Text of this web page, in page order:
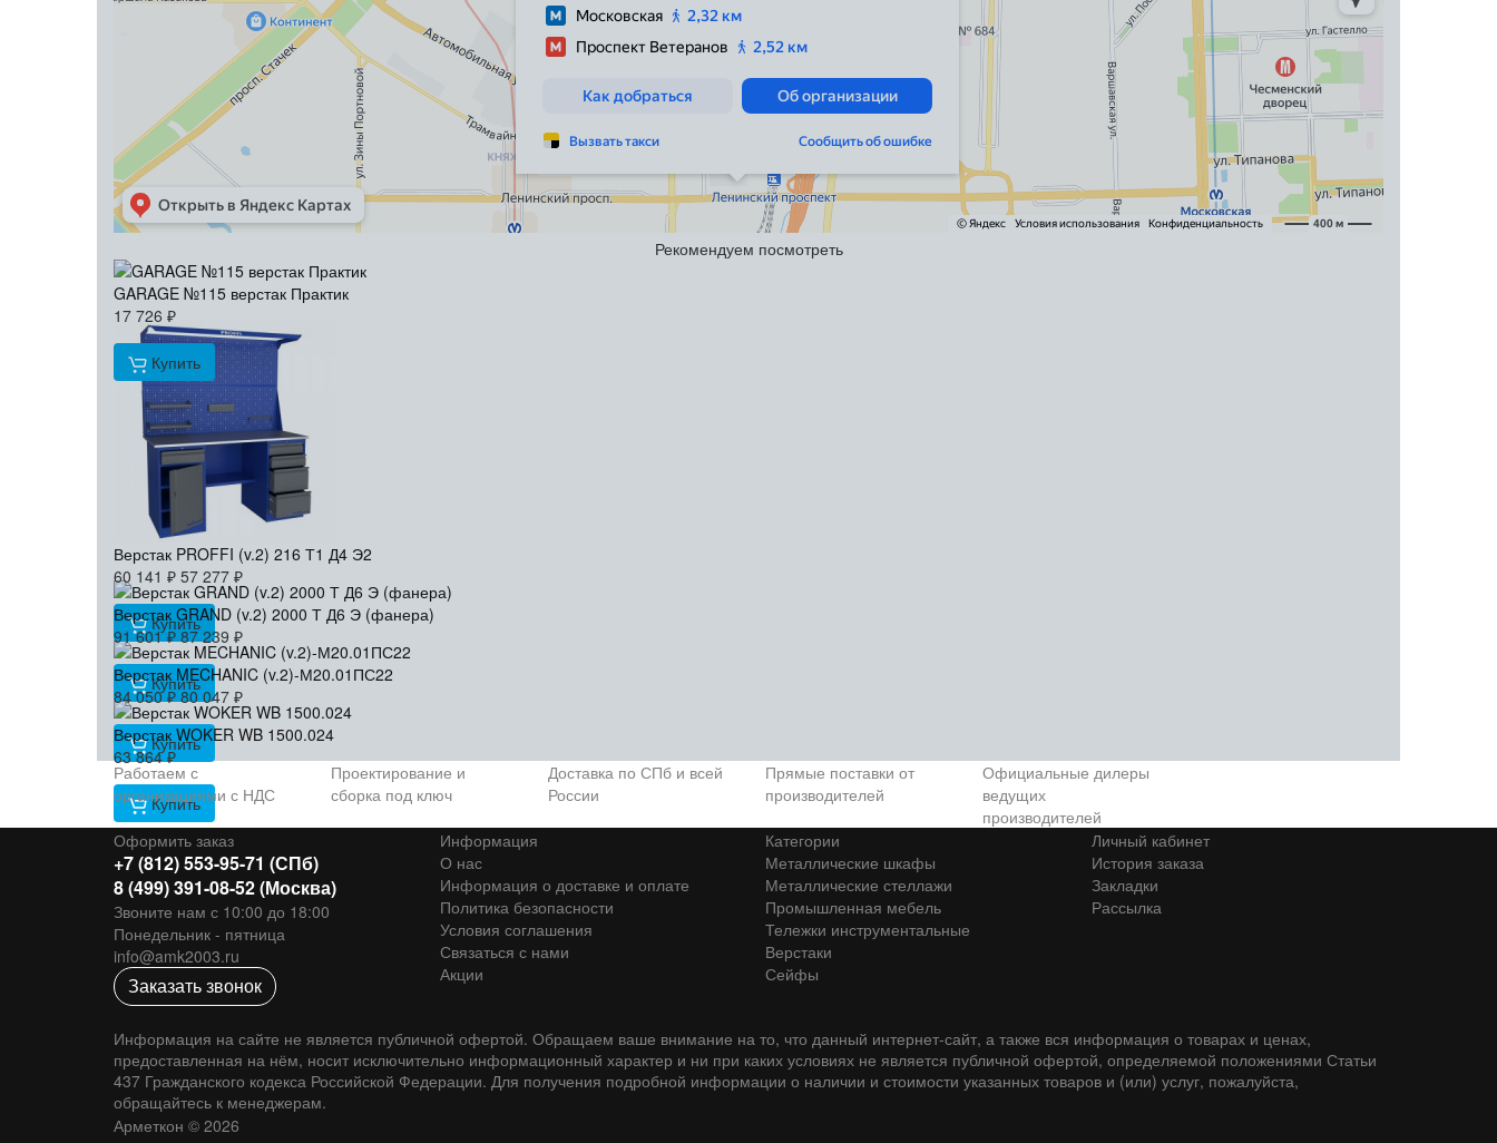
Рекомендуем посмотреть
GARAGE №115 верстак Практик
17 726 ₽
Купить
Верстак PROFFI (v.2) 216 Т1 Д4 Э2
60 141 ₽ 57 277 ₽
Купить
Верстак GRAND (v.2) 2000 Т Д6 Э (фанера)
91 601₽ 87 239 ₽
Купить
Верстак MECHANIC (v.2)-М20.01ПС22
84 050₽ 80 047 ₽
Купить
Верстак WOKER WB 1500.024
63 864₽
Купить
Работаем с
организациями с НДС
Проектирование и
сборка под ключ
Доставка по СПб и всей
России
Прямые поставки от
производителей
Официальные дилеры
ведущих
производителей
Оформить заказ
+7 (812) 553-95-71 (СПб)
8 (499) 391-08-52 (Москва)
Звоните нам с 10:00 до 18:00
Понедельник - пятница
info@amk2003.ru
Заказать звонок
Информация
О нас
Информация о доставке и оплате
Политика безопасности
Условия соглашения
Связаться с нами
Акции
Категории
Металлические шкафы
Металлические стеллажи
Промышленная мебель
Тележки инструментальные
Верстаки
Сейфы
Личный кабинет
История заказа
Закладки
Рассылка
Информация на сайте не является публичной офертой. Обращаем ваше внимание на то, что данный интернет-сайт, а также вся информация о товарах и ценах,
предоставленная на нём, носит исключительно информационный характер и ни при каких условиях не является публичной офертой, определяемой положениями Статьи
437 Гражданского кодекса Российской Федерации. Для получения подробной информации о наличии и стоимости указанных товаров и (или) услуг, пожалуйста,
обращайтесь к менеджерам.
Арметкон © 2026